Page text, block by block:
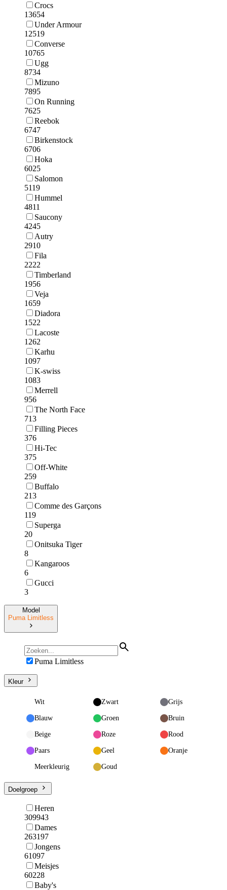
Crocs
13654
Under Armour
12519
Converse
10765
Ugg
8734
Mizuno
7895
On Running
7625
Reebok
6747
Birkenstock
6706
Hoka
6025
Salomon
5119
Hummel
4811
Saucony
4245
Autry
2910
Fila
2222
Timberland
1956
Veja
1659
Diadora
1522
Lacoste
1262
Karhu
1097
K-swiss
1083
Merrell
956
The North Face
713
Filling Pieces
376
Hi-Tec
375
Off-White
259
Buffalo
213
Comme des Garçons
119
Superga
20
Onitsuka Tiger
8
Kangaroos
6
Gucci
3
Model
Puma Limitless
Puma Limitless
Kleur
Wit Zwart Grijs
Blauw Groen Bruin
Beige Roze Rood
Paars Geel Oranje
Meerkleurig Goud
Doelgroep
Heren
309943
Dames
263197
Jongens
61097
Meisjes
60228
Baby's